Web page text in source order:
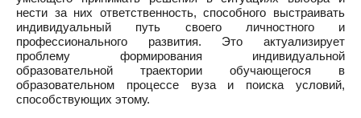
нести за них ответственность, способного выстраивать
индивидуальный путь своего личностного и
профессионального развития. Это актуализирует
проблему формирования индивидуальной
образовательной траектории обучающегося в
образовательном процессе вуза и поиска условий,
способствующих этому.